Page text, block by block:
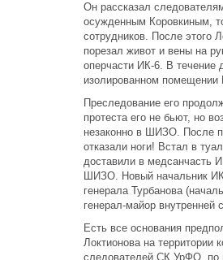
Он рассказал
осужденным Коровкиным,
сотрудников. После этого
порезал живот и вены на
оперчасти ИК-6. В течение
изолированном помещении
Преследование его
протеста его не бьют, но
незаконно в ШИЗО. После
отказали ноги! Встал в
доставили в медсанчасть
ШИЗО. Новый начальник
генерала Турбанова
генерал-майор
Есть все основания
Локтионова на территории
следователей СК УрФО, по